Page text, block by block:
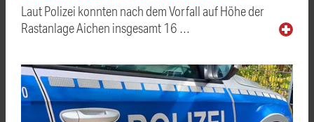
Laut Polizei konnten nach dem Vorfall auf Höhe der
Rastanlage Aichen insgesamt 16 …